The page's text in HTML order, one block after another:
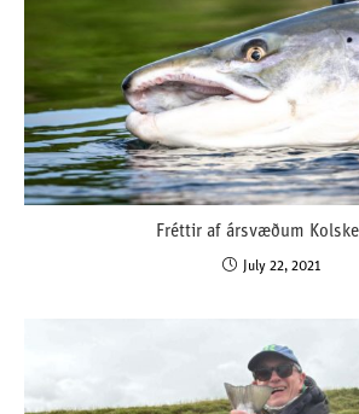
Fréttir af ársvæðum
July 22, 2021